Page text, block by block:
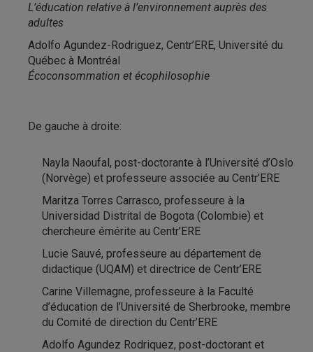
L’éducation relative à l’environnement auprès des
adultes
Adolfo Agundez-Rodriguez, Centr’ERE, Université du
Québec à Montréal
Écoconsommation et écophilosophie
De gauche à droite:
Nayla Naoufal, post-doctorante à l’Université d’Oslo
(Norvège) et professeure associée au Centr’ERE
Maritza Torres Carrasco, professeure à la
Universidad Distrital de Bogota (Colombie) et
chercheure émérite au Centr’ERE
Lucie Sauvé, professeure au département de
didactique (UQAM) et directrice de Centr’ERE
Carine Villemagne, professeure à la Faculté
d’éducation de l’Université de Sherbrooke, membre
du Comité de direction du Centr’ERE
Adolfo Agundez Rodriquez, post-doctorant et